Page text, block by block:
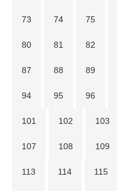
73 74 75
80 81 82
87 88 89
94 95 96
101 102 103
107 108 109
113 114 115